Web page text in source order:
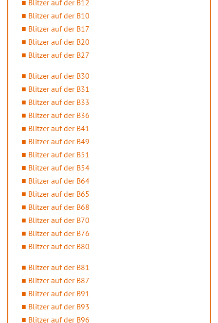
Blitzer auf der B12
Blitzer auf der B10
Blitzer auf der B17
Blitzer auf der B20
Blitzer auf der B27
Blitzer auf der B30
Blitzer auf der B31
Blitzer auf der B33
Blitzer auf der B36
Blitzer auf der B41
Blitzer auf der B49
Blitzer auf der B51
Blitzer auf der B54
Blitzer auf der B64
Blitzer auf der B65
Blitzer auf der B68
Blitzer auf der B70
Blitzer auf der B76
Blitzer auf der B80
Blitzer auf der B81
Blitzer auf der B87
Blitzer auf der B91
Blitzer auf der B93
Blitzer auf der B96